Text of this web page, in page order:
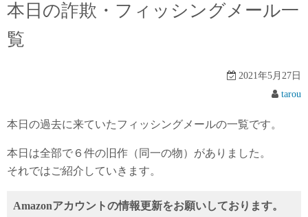
本日の詐欺・フィッシングメール一
覧
2021年5月27日
tarou
本日の過去に来ていたフィッシングメールの一覧です。
本日は全部で６件の旧作（同一の物）がありました。
それではご紹介していきます。
Amazonアカウントの情報更新をお願いしております。